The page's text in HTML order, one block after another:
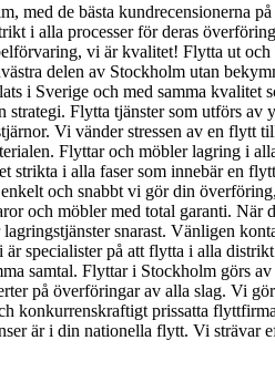
de bästa kundrecensionerna
i alla processer för deras
vi är kvalitet! Flytta ut och
delen av Stockholm utan
i Sverige och med samma kvalitet
Flytta tjänster som utförs av
Vi vänder stressen av en flytt
Flyttar och möbler lagring i
strikta i alla faser som innebär en
och snabbt vi gör din
och möbler med total garanti. När
snarast. Vänligen
specialister på att flytta i alla
samtal. Flyttar i Stockholm görs
på överföringar av alla slag. Vi
konkurrenskraftigt prissatta
är i din nationella flytt. Vi